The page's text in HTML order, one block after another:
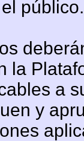
público.
la
a
y